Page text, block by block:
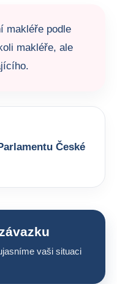
makléře podle
makléře, ale
České
vaši situaci